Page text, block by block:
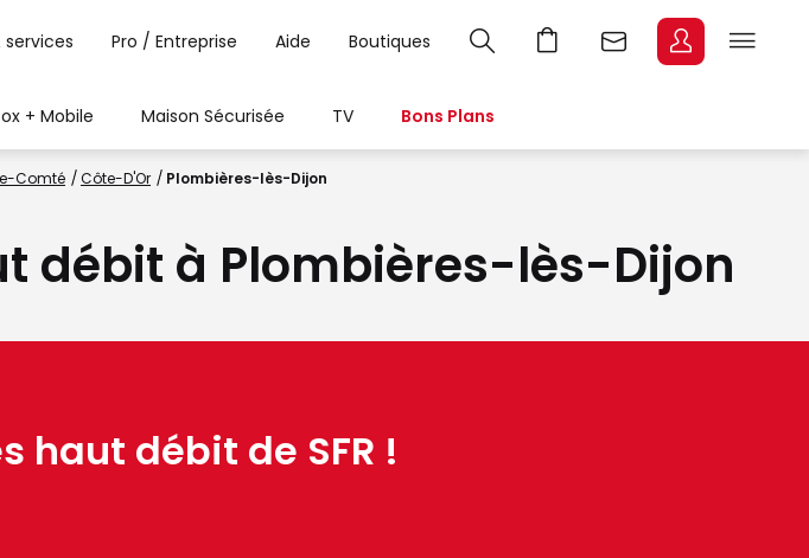
services Pro / Entreprise Aide Boutiques
+ Mobile Maison Sécurisée TV Bons Plans
Comté Côte-D'Or Plombières-lès-Dijon
débit à Plombières-lès-Dijon
haut débit de SFR !